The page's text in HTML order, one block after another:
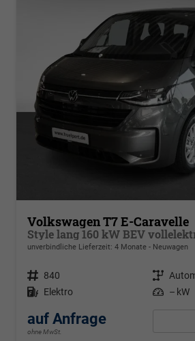
Volkswagen T7 E-Caravelle
unverbindliche Lieferzeit: 4 Monate Neuwagen
Fahrzeugnr. 840 Getriebe
Kraftstoff Elektro Leistung – kW
auf Anfrage
ohne MwSt.